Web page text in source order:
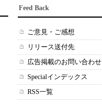
Feed Back
ご意見・ご感想
リリース送付先
広告掲載のお問い合わせ
Specialインデックス
RSS一覧